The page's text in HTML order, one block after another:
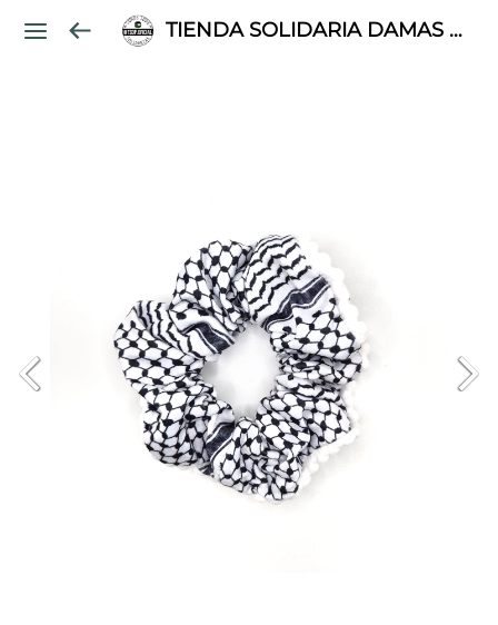
TIENDA SOLIDARIA DAMAS PALESTINAS